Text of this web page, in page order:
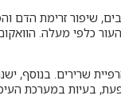
שיפור זרימת הדם
כלפי מעלה. הוואקום
שרירים. בנוסף,
בעיות במערכת